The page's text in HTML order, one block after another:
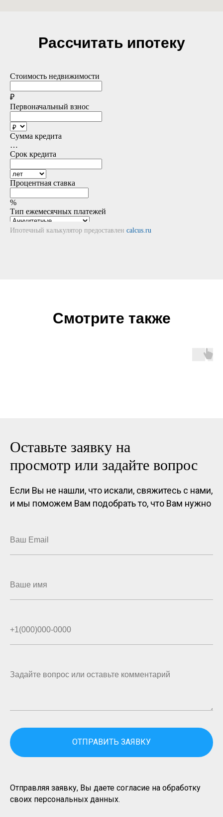
Рассчитать ипотеку
Ипотечный калькулятор предоставлен calcus.ru
Смотрите также
Оставьте заявку на
просмотр или задайте вопрос
Если Вы не нашли, что искали, свяжитесь с нами,
и мы поможем Вам подобрать то, что Вам нужно
Ваш Email
Ваше имя
+1(000)000-0000
Задайте вопрос или оставьте комментарий
ОТПРАВИТЬ ЗАЯВКУ
Отправляя заявку, Вы даете согласие на обработку
своих персональных данных.